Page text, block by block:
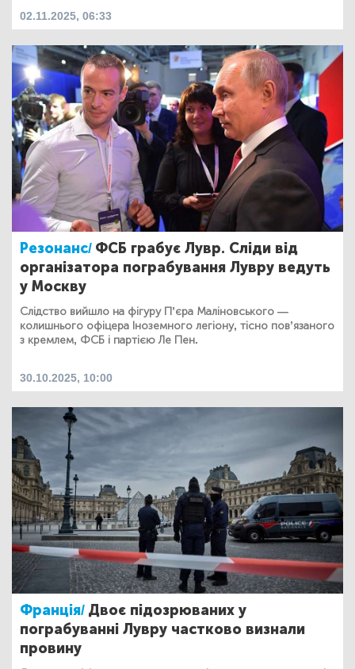
02.11.2025, 06:33
Резонанс/ ФСБ грабує Лувр. Сліди від
організатора пограбування Лувру ведуть
у Москву
Слідство вийшло на фігуру П’єра Маліновського —
колишнього офіцера Іноземного легіону, тісно пов’язаного
з кремлем, ФСБ і партією Ле Пен.
30.10.2025, 10:00
Франція/ Двоє підозрюваних у
пограбуванні Лувру частково визнали
провину